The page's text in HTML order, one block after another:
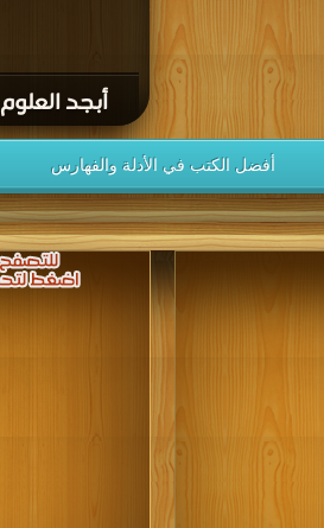
أبجد العلوم PDF
أفضل الكتب في الأدلة والفهارس